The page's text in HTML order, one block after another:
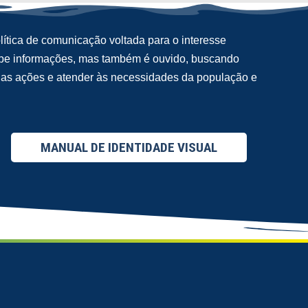
de comunicação voltada para o interesse
informações, mas também é ouvido, buscando
ações e atender às necessidades da população e
MANUAL DE IDENTIDADE VISUAL